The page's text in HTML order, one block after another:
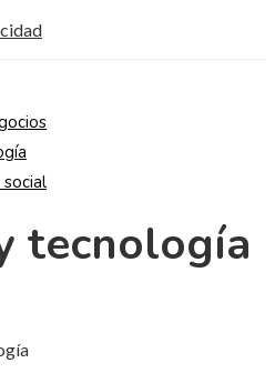
tecnología